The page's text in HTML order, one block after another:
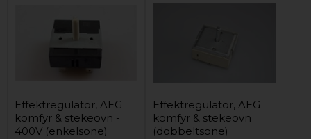
Effektregulator, AEG
komfyr & stekeovn -
400V (enkelsone)
Effektregulator, AEG
komfyr & stekeovn
(dobbeltsone)